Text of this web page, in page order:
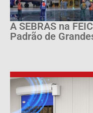
A SEBRAS na
Padrão de